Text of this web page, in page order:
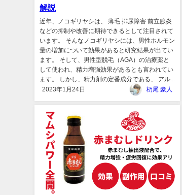
解説
近年、ノコギリヤシは、 薄毛 排尿障害 前立腺炎
などの抑制や改善に期待できるとして注目されて
います。 そんなノコギリヤシには、男性ホルモン
量の増加について効果があると研究結果が出てい
ます。 そして、男性型脱毛（AGA）の治療薬と
して使われ、精力増強効果があるとも言われてい
ます。 しかし、精力剤の定番成分である、 アル...
2023年1月24日
杤尾 豪人